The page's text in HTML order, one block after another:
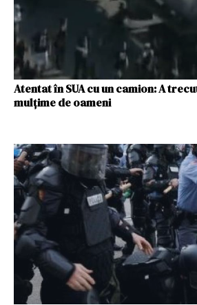
Atentat în SUA cu un camion: A
mulțime de oameni